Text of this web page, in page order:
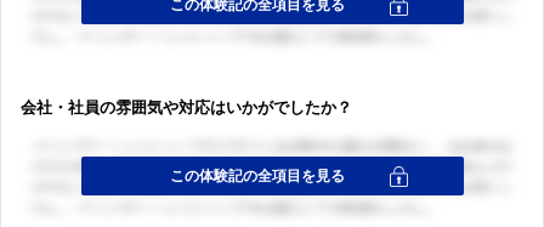
会社・社員の雰囲気や対応はいかがでしたか？